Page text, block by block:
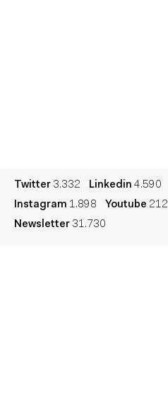
Twitter 3.332 Linkedin 4.590
Instagram 1.898 Youtube 212
Newsletter 31.730